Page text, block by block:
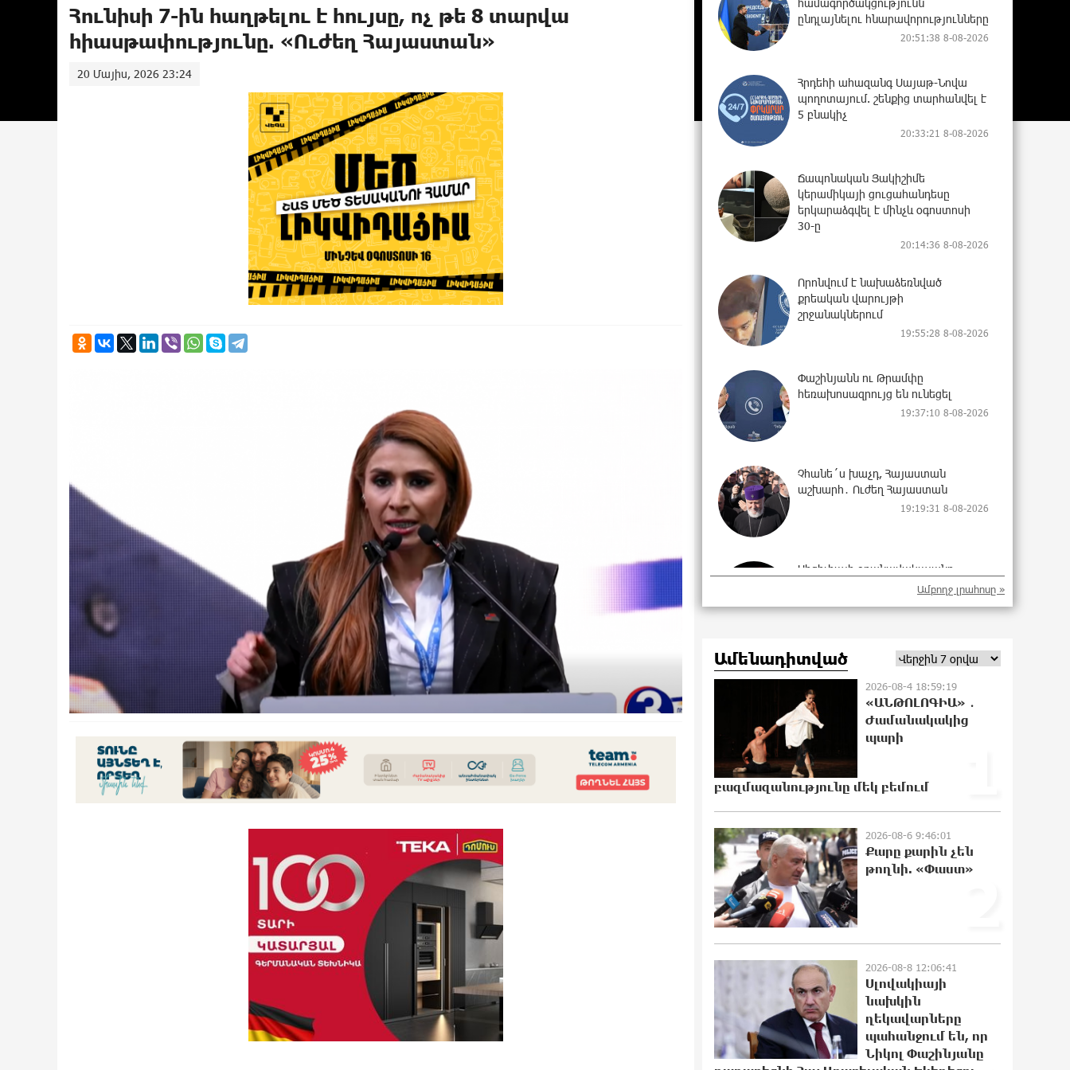
Հունիսի 7-ին հաղթելու է հույսը, ոչ թե 8 տարվա
հիասթափությունը. «Ուժեղ Հայաստան»
20 Մայիս, 2026 23:24
համագործակցությունն
ընդլայնելու հնարավորությունները
20:51:38 8-08-2026
Հրդեհի ահազանգ Սայաթ-Նովա
պողոտայում. շենքից տարհանվել է
5 բնակիչ
20:33:21 8-08-2026
Ճապոնական Յակիշիմե
կերամիկայի ցուցահանդեսը
երկարաձգվել է մինչև օգոստոսի
30-ը
20:14:36 8-08-2026
Որոնվում է նախաձեռնված
քրեական վարույթի
շրջանակներում
19:55:28 8-08-2026
Փաշինյանն ու Թրամփը
հեռախոսազրույց են ունեցել
19:37:10 8-08-2026
Չհանե´ս խաչդ, Հայաստան
աշխարհ․ Ուժեղ Հայաստան
19:19:31 8-08-2026
Սիցիլիայի օդանավակայանը
փակվել է Էթնա հրաբխի
Հետվճարի փոխարեն՝
արժանապատիվ և ֆիքսված
թոշակ․ ինչու է գործող
համակարգը սոցիալական
անարդարության խնդիր ստեղծում.
Հրայր Կամենդատյան
պարունակությունը գրեթե ամբողջ
շաբաթ գերազանցել է թույլատրելի
սահմանը
18:59:05 8-08-2026
Իրանը պատրաստ է բացել
Հորմուզի նեղուցը, եթե ԱՄՆ-ն
18:40:08 8-08-2026
Երևանում անցկացվել է
հաշմանդամություն ունեցող
անձանց միջազգային մարզական
փառատոն
Ամբողջ լրահոսը »
Ամենադիտված
2026-08-4 18:59:19
«ԱՆԹՈԼՈԳԻԱ» ․
Ժամանակակից
պարի
բազմազանությունը մեկ բեմում
2026-08-6 9:46:01
Քարը քարին չեն
թողնի. «Փաստ»
2026-08-8 12:06:41
Սլովակիայի
նախկին
ղեկավարները
պահանջում են, որ
Նիկոլ Փաշինյանը